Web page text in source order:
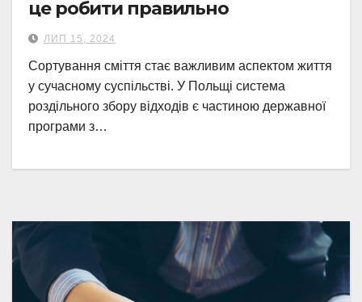
це робити правильно
ЛИП 15, 2024
Сортування сміття стає важливим аспектом життя
у сучасному суспільстві. У Польщі система
роздільного збору відходів є частиною державної
програми з…